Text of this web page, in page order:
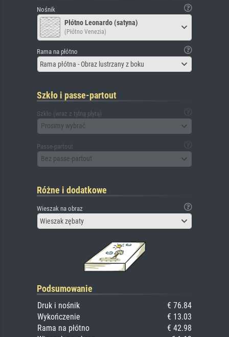
Nośnik
Płótno Leonardo (satyna)
(Płótno Venezia)
Rama na płótno
Rama płótna - Obraz lustrzany z boku
Szkło i passe-partout
Szkło (wraz z tylną płytą)
Prosimy wybrać
Passe-partout
Bez passe-partout
Różne i dodatkowe
Wieszak na obraz
Wieszak zębaty
Podsumowanie
Druk i nośnik
€ 76.84
Wykończenie
€ 13.03
Rama na płótno
€ 42.98